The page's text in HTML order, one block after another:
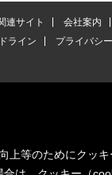
連サイト
会社案内
ライン プライバシ
上等のためにクッ